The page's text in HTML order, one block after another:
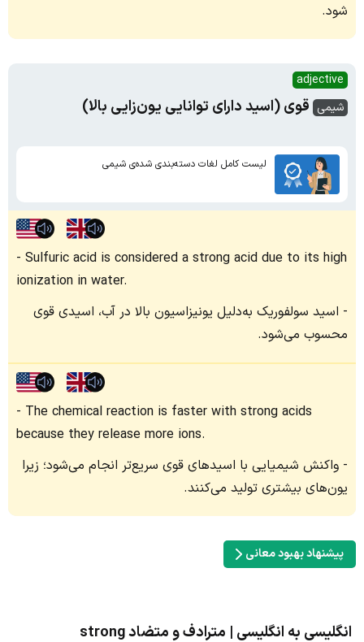
شود.
adjective
شیمی قوی (اسید دارای توانایی یون‌زایی بالا)
لیست کامل لغات دسته‌بندی شده‌ی شیمی
Sulfuric acid is considered a strong acid due to its high
ionization in water.
اسید سولفوریک به‌دلیل یونیزاسیون بالا در آب، اسیدی قوی
محسوب می‌شود.
The chemical reaction is faster with strong acids
because they release more ions.
واکنش شیمیایی با اسیدهای قوی سریع‌تر انجام می‌شود؛ زیرا
یون‌های بیشتری تولید می‌کنند.
پیشنهاد بهبود معانی
انگلیسی به انگلیسی | مترادف و متضاد strong